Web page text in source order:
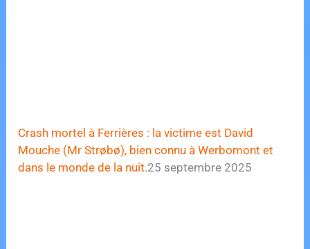
Crash mortel à Ferrières : la victime est David
Mouche (Mr Strøbø), bien connu à Werbomont et
dans le monde de la nuit.25 septembre 2025